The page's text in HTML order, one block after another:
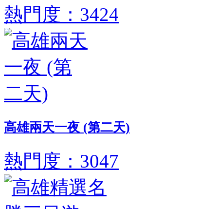
熱門度：3424
高雄兩天一夜 (第二天)
熱門度：3047